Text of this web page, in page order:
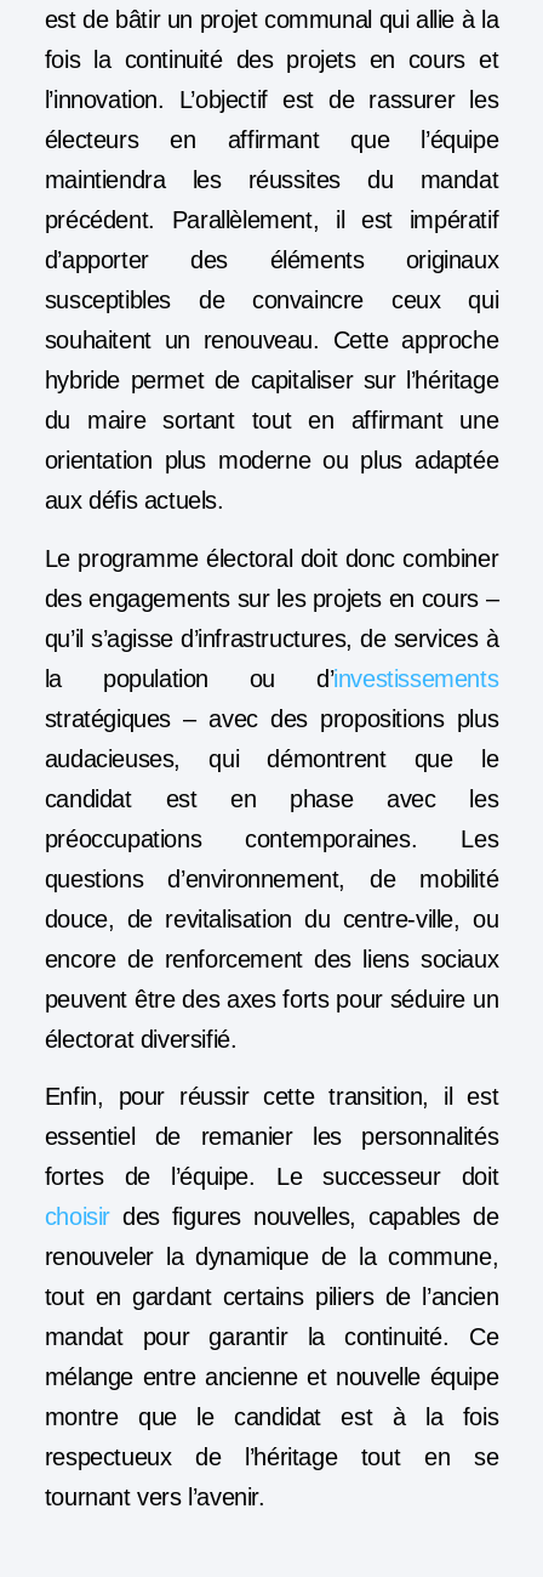
est de bâtir un projet communal qui allie à la
fois la continuité des projets en cours et
l’innovation. L’objectif est de rassurer les
électeurs en affirmant que l’équipe
maintiendra les réussites du mandat
précédent. Parallèlement, il est impératif
d’apporter des éléments originaux
susceptibles de convaincre ceux qui
souhaitent un renouveau. Cette approche
hybride permet de capitaliser sur l’héritage
du maire sortant tout en affirmant une
orientation plus moderne ou plus adaptée
aux défis actuels.
Le programme électoral doit donc combiner
des engagements sur les projets en cours –
qu’il s’agisse d’infrastructures, de services à
la population ou d’investissements
stratégiques – avec des propositions plus
audacieuses, qui démontrent que le
candidat est en phase avec les
préoccupations contemporaines. Les
questions d’environnement, de mobilité
douce, de revitalisation du centre-ville, ou
encore de renforcement des liens sociaux
peuvent être des axes forts pour séduire un
électorat diversifié.
Enfin, pour réussir cette transition, il est
essentiel de remanier les personnalités
fortes de l’équipe. Le successeur doit
choisir des figures nouvelles, capables de
renouveler la dynamique de la commune,
tout en gardant certains piliers de l’ancien
mandat pour garantir la continuité. Ce
mélange entre ancienne et nouvelle équipe
montre que le candidat est à la fois
respectueux de l’héritage tout en se
tournant vers l’avenir.